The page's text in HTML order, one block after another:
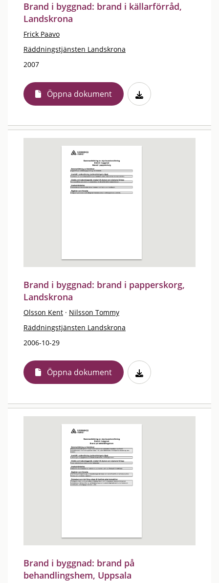
Brand i byggnad: brand i källarförråd,
Landskrona
Frick Paavo
Räddningstjänsten Landskrona
2007
Öppna dokument
Brand i byggnad: brand i papperskorg,
Landskrona
Olsson Kent · Nilsson Tommy
Räddningstjänsten Landskrona
2006-10-29
Öppna dokument
Brand i byggnad: brand på
behandlingshem, Uppsala